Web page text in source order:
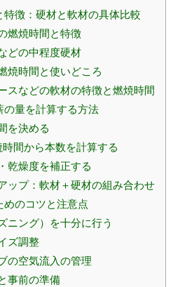
徴：硬材と軟材の具体比較
燃焼時間と特徴
どの中程度硬材
焼時間と使いどころ
スなどの軟材の特徴と燃焼時間
の量を計算する方法
を決める
間から本数を計算する
乾燥度を補正する
ップ：軟材＋硬材の組み合わせ
めのコツと注意点
ニング）を十分に行う
ズ調整
の空気流入の管理
事前の準備